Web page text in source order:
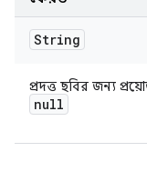
String
প্রদত্ত ছবির জন্য
null